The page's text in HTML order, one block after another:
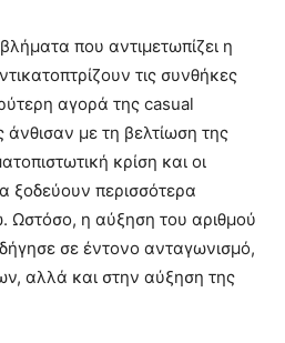
που αντιμετωπίζει η
τις συνθήκες
αγορά της casual
άνθισαν με τη βελτίωση της
κρίση και οι
ξοδεύουν περισσότερα
Ωστόσο, η αύξηση του αριθμού
σε έντονο ανταγωνισμό,
αλλά και στην αύξηση της